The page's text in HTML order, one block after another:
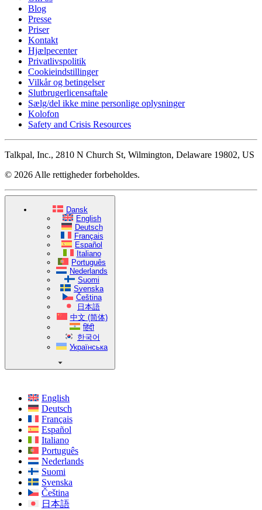
Blog
Presse
Priser
Kontakt
Hjælpecenter
Privatlivspolitik
Cookieindstillinger
Vilkår og betingelser
Slutbrugerlicensaftale
Sælg/del ikke mine personlige oplysninger
Kolofon
Safety and Crisis Resources
Talkpal, Inc., 2810 N Church St, Wilmington, Delaware 19802, US
© 2026 Alle rettigheder forbeholdes.
Dansk
English
Deutsch
Français
Español
Italiano
Português
Nederlands
Suomi
Svenska
Čeština
日本語
中文 (简体)
हिंदी
한국어
Українська
English
Deutsch
Français
Español
Italiano
Português
Nederlands
Suomi
Svenska
Čeština
日本語